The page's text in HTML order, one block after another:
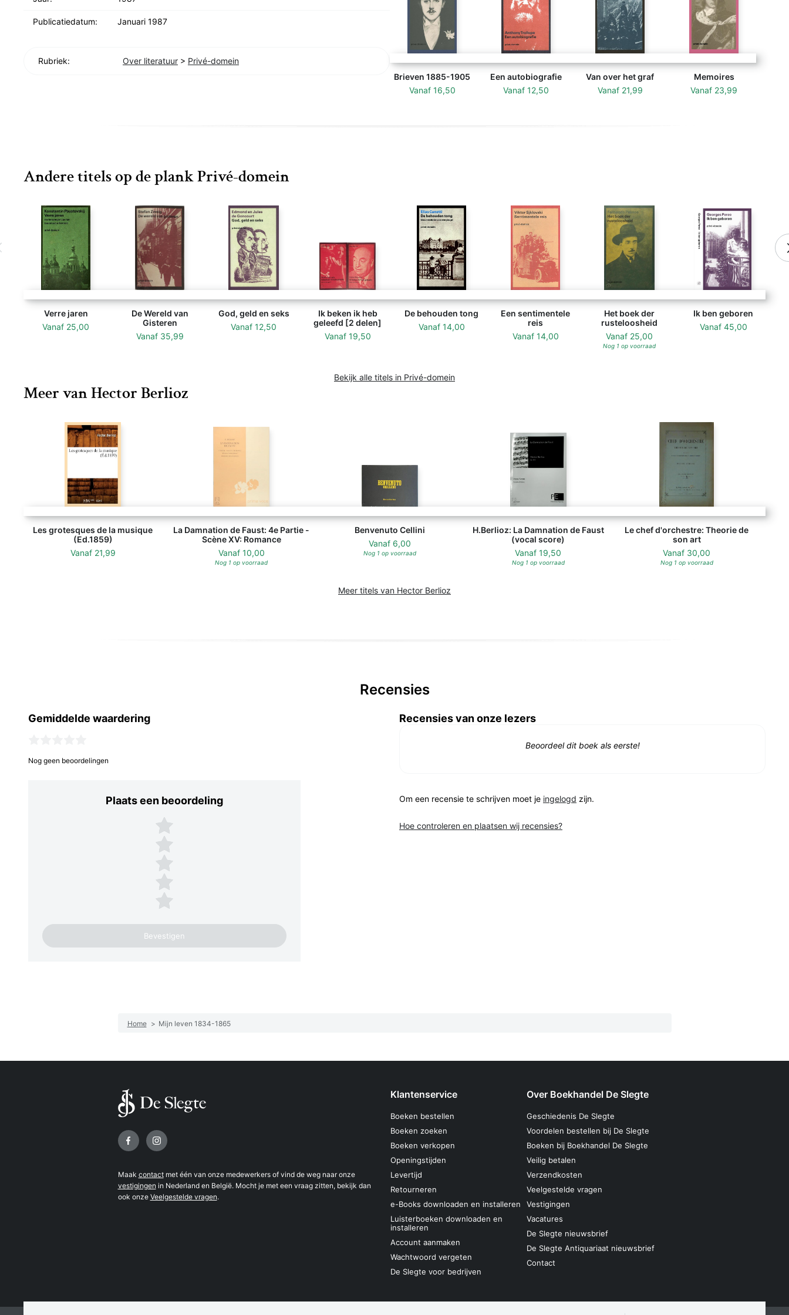
genie. - Ernest Newman
Brieven 1885-1905
Vanaf 16,50
Een autobiografie
Vanaf 12,50
Van over het graf
Vanaf 21,99
Memoires
Vanaf 23,99
Publicatiedatum: Januari 1987
Rubriek: Over literatuur > Privé-domein
Andere titels op de plank Privé-domein
Verre jaren
Vanaf 25,00
De Wereld van
Gisteren
Vanaf 35,99
God, geld en seks
Vanaf 12,50
Ik beken ik heb
geleefd [2 delen]
Vanaf 19,50
De behouden tong
Vanaf 14,00
Een sentimentele
reis
Vanaf 14,00
Het boek der
rusteloosheid
Vanaf 25,00
Nog 1 op voorraad
Ik ben geboren
Vanaf 45,00
Bekijk alle titels in Privé-domein
Meer van Hector Berlioz
Les grotesques de la musique
(Ed.1859)
Vanaf 21,99
La Damnation de Faust: 4e Partie -
Scène XV: Romance
Vanaf 10,00
Nog 1 op voorraad
Benvenuto Cellini
Vanaf 6,00
Nog 1 op voorraad
H.Berlioz: La Damnation de Faust
(vocal score)
Vanaf19,50
Nog 1 op voorraad
Le chef d'orchestre: Theorie de
son art
Vanaf 30,00
Nog 1 op voorraad
Meer titels van Hector Berlioz
Recensies
Gemiddelde waardering
Nog geen beoordelingen
Plaats een beoordeling
Plaats een beoordeling
5 sterren
4 sterren
3 sterren
2 sterren
1 ster
Recensies van onze lezers
Beoordeel dit boek als eerste!
Om een recensie te schrijven moet je ingelogd zijn.
Hoe controleren en plaatsen wij recensies?
Home > Mijn leven 1834-1865
Volg ons op
Maak contactmet één van onze medewerkers of vind de weg naar onze
vestigingen in Nederland en België. Mocht je met een vraag zitten, bekijk dan
ook onze Veelgestelde vragen.
Klantenservice
Boeken bestellen
Boeken zoeken
Boeken verkopen
Openingstijden
Levertijd
Retourneren
e-Books downloaden en installeren
Luisterboeken downloaden en
installeren
Account aanmaken
Wachtwoord vergeten
De Slegte voor bedrijven
Over Boekhandel De Slegte
Geschiedenis De Slegte
Voordelen bestellen bij De Slegte
Boeken bij Boekhandel De Slegte
Veilig betalen
Verzendkosten
Veelgestelde vragen
Vestigingen
Vacatures
De Slegte nieuwsbrief
De Slegte Antiquariaat nieuwsbrief
Contact